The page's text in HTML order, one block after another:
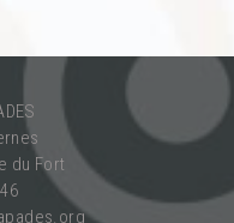
du Fort